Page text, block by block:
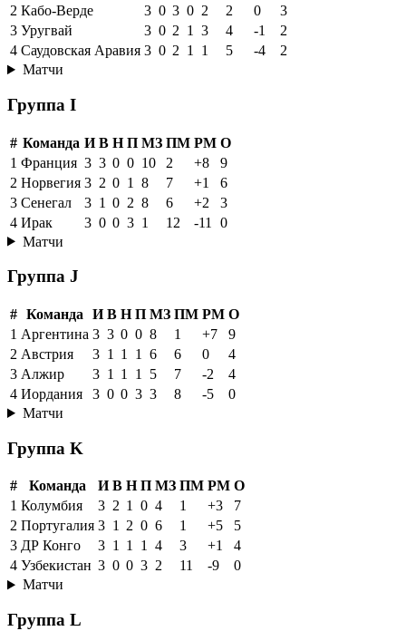
2 Кабо-Верде 3 0 3 0 2 2 0
3
3 Уругвай 3 0 2 1 3 4 -1
2
4 Саудовская Аравия 3 0 2 1 1 5 -4
2
Матчи
Группа I
# Команда И В Н П МЗ ПМ РМ О
1 Франция 3 3 0 0 10 2 +8
9
2 Норвегия 3 2 0 1 8 7 +1
6
3 Сенегал 3 1 0 2 8 6 +2
3
4 Ирак 3 0 0 3 1 12 -11
0
Матчи
Группа J
# Команда И В Н П МЗ ПМ РМ О
1 Аргентина 3 3 0 0 8 1 +7
9
2 Австрия 3 1 1 1 6 6 0
4
3 Алжир 3 1 1 1 5 7 -2
4
4 Иордания 3 0 0 3 3 8 -5
0
Матчи
Группа K
# Команда И В Н П МЗ ПМ РМ О
1 Колумбия 3 2 1 0 4 1 +3
7
2 Португалия 3 1 2 0 6 1 +5
5
3 ДР Конго 3 1 1 1 4 3 +1
4
4 Узбекистан 3 0 0 3 2 11 -9
0
Матчи
Группа L